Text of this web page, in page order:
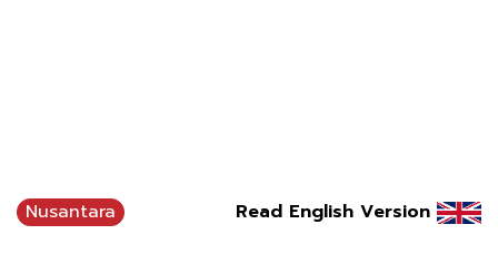
Nusantara Read English Version